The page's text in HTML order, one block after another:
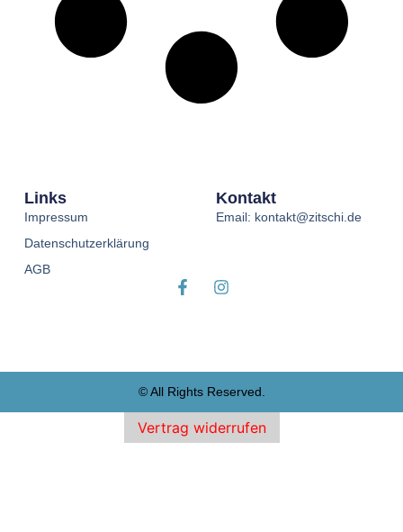
Links
Impressum
Datenschutzerklärung
AGB
Kontakt
Email: kontakt@zitschi.de
© All Rights Reserved.
Vertrag widerrufen